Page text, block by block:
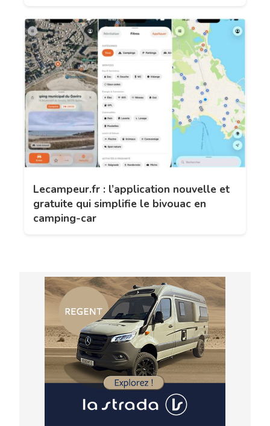
Lecampeur.fr : l’application nouvelle et
gratuite qui simplifie le bivouac en
camping-car